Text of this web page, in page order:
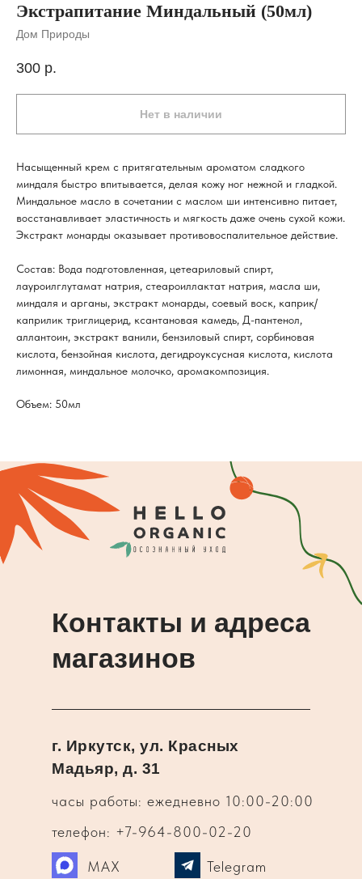
Экстрапитание Миндальный (50мл)
Дом Природы
300 р.
Нет в наличии
Насыщенный крем с притягательным ароматом сладкого
миндаля быстро впитывается, делая кожу ног нежной и гладкой.
Миндальное масло в сочетании с маслом ши интенсивно питает,
восстанавливает эластичность и мягкость даже очень сухой кожи.
Экстракт монарды оказывает противовоспалительное действие.
Состав: Вода подготовленная, цетеариловый спирт,
лауроилглутамат натрия, стеароиллактат натрия, масла ши,
миндаля и арганы, экстракт монарды, соевый воск, каприк/
каприлик триглицерид, ксантановая камедь, Д-пантенол,
аллантоин, экстракт ванили, бензиловый спирт, сорбиновая
кислота, бензойная кислота, дегидроуксусная кислота, кислота
лимонная, миндальное молочко, аромакомпозиция.
Объем: 50мл
Контакты и адреса
магазинов
часы работы: ежедневно 10:00-20:00
г. Иркутск, ул. Красных
Мадьяр, д. 31
телефон: +7-964-800-02-20
Telegram
MAX